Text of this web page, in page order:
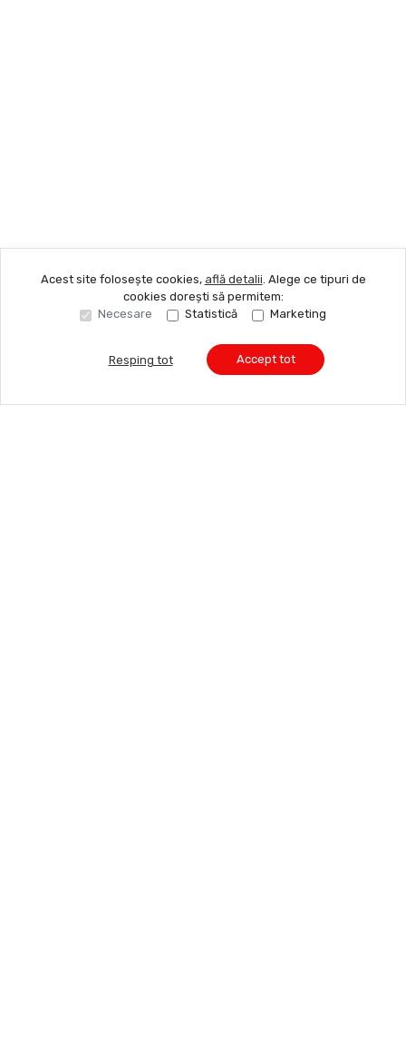
Sună acum Solicită vizionare
Acest site folosește cookies, află detalii. Alege ce tipuri de
cookies dorești să permitem:
Necesare
Statistică Marketing
Resping tot Accept tot